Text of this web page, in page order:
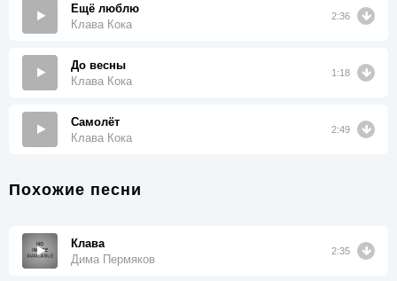
Ещё люблю
Клава Кока
2:36
До весны
Клава Кока
1:18
Самолёт
Клава Кока
2:49
Похожие песни
Клава
Дима Пермяков
2:35